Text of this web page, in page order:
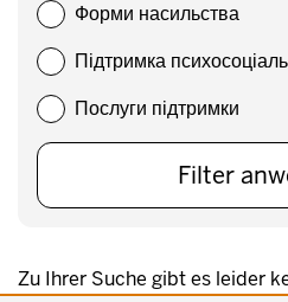
Форми насильства
Підтримка
Послуги підтримки
Zu Ihrer Suche gibt es leider